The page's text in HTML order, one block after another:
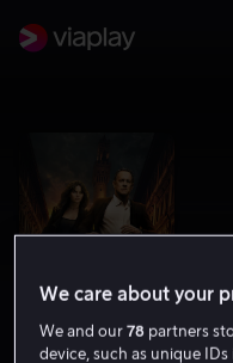
We care about your
We and our78 partners
device, such as unique